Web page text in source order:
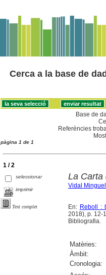
Cerca a la base de
Base de
Referències
pàgina 1 de 1
1 / 2
seleccionar
imprimir
Text complet
La Carta
Vidal
En: Reboll :
2018), p. 12-
Bibliografia.
Matèries:
Àmbit:
Cronologia: